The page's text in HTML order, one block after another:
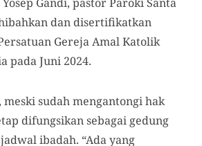
dan disertifikatkan
Gereja Amal Katolik
pada Juni 2024.
sudah mengantongi hak
difungsikan sebagai gedung
ibadah. “Ada yang